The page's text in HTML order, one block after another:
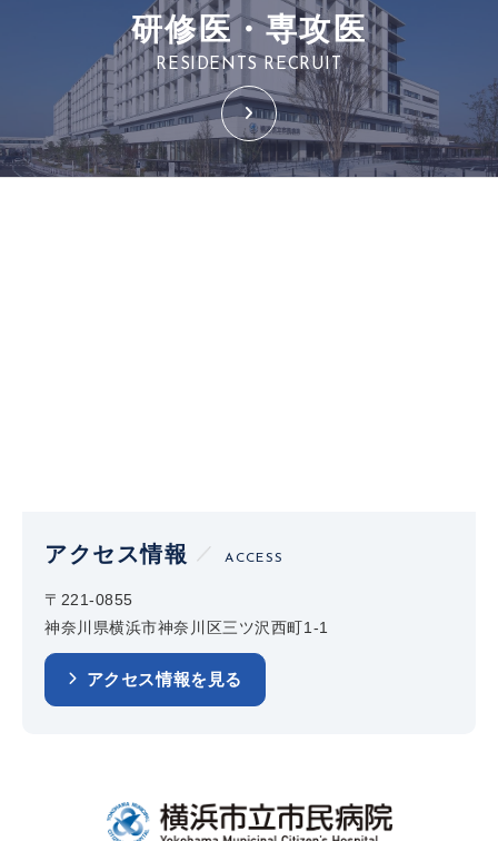
研修医・専攻医
RESIDENTS RECRUIT
アクセス情報 ACCESS
〒221-0855
神奈川県横浜市神奈川区三ツ沢西町1-1
アクセス情報を見る